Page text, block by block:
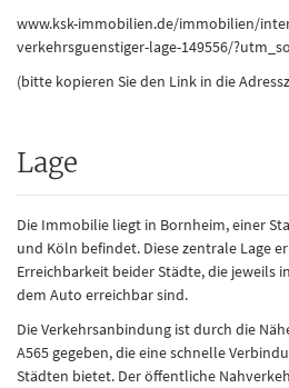
www.ksk-immobilien.de/immobilien/
verkehrsguenstiger-lage-149556/
(bitte kopieren Sie den Link in die
Lage
Die Immobilie liegt in Bornheim, einer
und Köln befindet. Diese zentrale Lage
Erreichbarkeit beider Städte, die jeweils
dem Auto erreichbar sind.
Die Verkehrsanbindung ist durch die
A565 gegeben, die eine schnelle
Städten bietet. Der öffentliche